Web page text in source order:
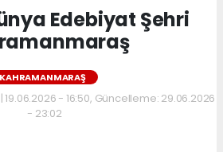
Edebiyat Şehri
KAHRAMANMARAŞ
- 16:50, Güncelleme: 29.06.2026
- 23:02